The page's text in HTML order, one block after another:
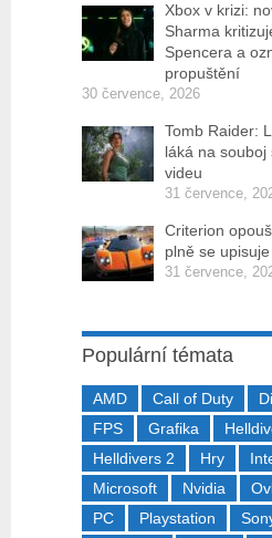
Xbox v krizi:
Sharma
Spencera a
propuštění
30 července, 2026
Tomb Raider:
láká na souboj
videu
31 července,
Criterion
plně se
31 července,
Populární témata
AMD Call of Duty
FPS
Grafika
Helldivers 2
Hry
Microsoft
Nvidia
PC
Playstation